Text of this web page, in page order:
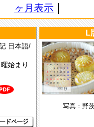
ヶ月表示 |
日本語/
始まり
L
写真：野